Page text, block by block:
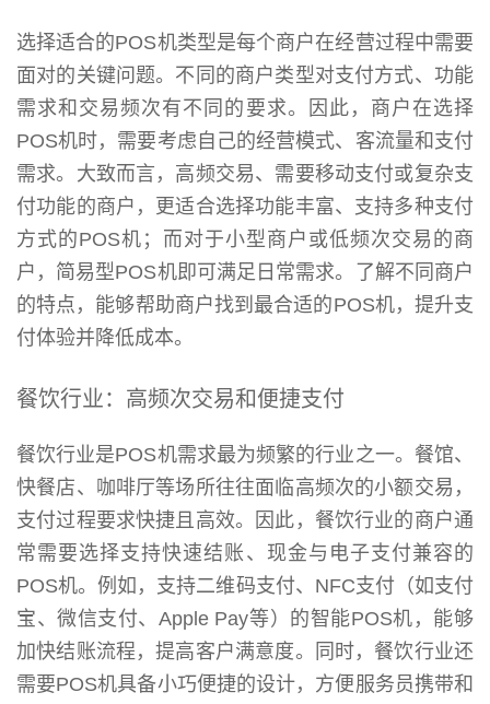
选择适合的POS机类型是每个商户在经营过程中需要
面对的关键问题。不同的商户类型对支付方式、功能
需求和交易频次有不同的要求。因此，商户在选择
POS机时，需要考虑自己的经营模式、客流量和支付
需求。大致而言，高频交易、需要移动支付或复杂支
付功能的商户，更适合选择功能丰富、支持多种支付
方式的POS机；而对于小型商户或低频次交易的商
户，简易型POS机即可满足日常需求。了解不同商户
的特点，能够帮助商户找到最合适的POS机，提升支
付体验并降低成本。
餐饮行业：高频次交易和便捷支付
餐饮行业是POS机需求最为频繁的行业之一。餐馆、
快餐店、咖啡厅等场所往往面临高频次的小额交易，
支付过程要求快捷且高效。因此，餐饮行业的商户通
常需要选择支持快速结账、现金与电子支付兼容的
POS机。例如，支持二维码支付、NFC支付（如支付
宝、微信支付、Apple Pay等）的智能POS机，能够
加快结账流程，提高客户满意度。同时，餐饮行业还
需要POS机具备小巧便捷的设计，方便服务员携带和